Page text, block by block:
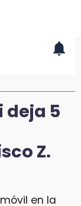
deja 5
Z.
en la